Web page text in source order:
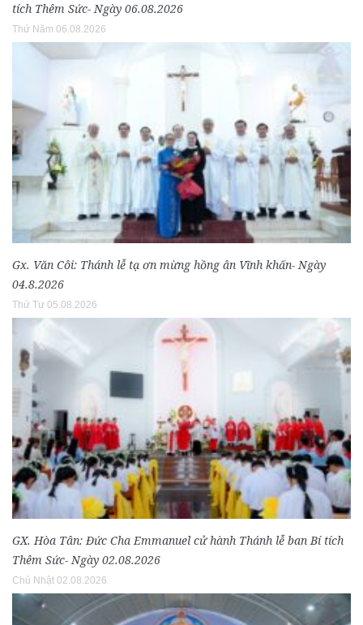
tích Thêm Sức- Ngày 06.08.2026
Thứ Năm 06.08.2026
Gx. Văn Côi: Thánh lễ tạ ơn mừng hồng ân Vĩnh khấn- Ngày
04.8.2026
Thứ Tư 05.08.2026
GX. Hòa Tân: Đức Cha Emmanuel cử hành Thánh lễ ban Bí tích
Thêm Sức- Ngày 02.08.2026
Chủ Nhật 02.08.2026